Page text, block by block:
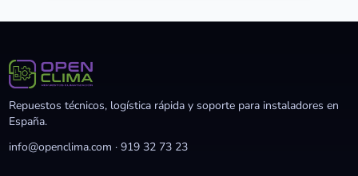
Repuestos técnicos, logística rápida y soporte para instaladores en
España.
info@openclima.com ·919 32 73 23